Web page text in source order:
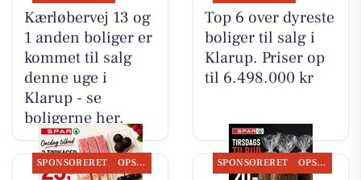
Kærløbervej 13 og
1 anden boliger er
kommet til salg
denne uge i
Klarup - se
boligerne her.
Top 6 over dyreste
boliger til salg i
Klarup. Priser op
til 6.498.000 kr
SPONSORERET OPSLAGSTAVLEN SPONSORERET OPSLAGSTAVLEN